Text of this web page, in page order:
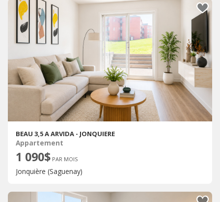
BEAU 3,5 A ARVIDA - JONQUIERE
Appartement
1 090$ PAR MOIS
Jonquière (Saguenay)